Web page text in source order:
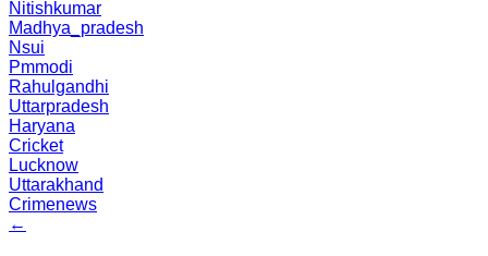
Nitishkumar
Madhya_pradesh
Nsui
Pmmodi
Rahulgandhi
Uttarpradesh
Haryana
Cricket
Lucknow
Uttarakhand
Crimenews
←